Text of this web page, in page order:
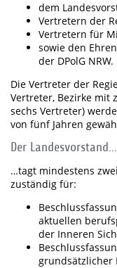
dem
Vertretern der
Vertretern für
sowie den
der DPolG NRW.
Die Vertreter der
Vertreter, Bezirke mit
sechs Vertreter)
von fünf Jahren
Der Landesvorstand...
…tagt mindestens
zuständig für:
aktuellen
der Inneren
grundsätzlicher